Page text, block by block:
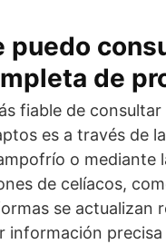
puedo
de
fiable de consultar
es a través de
o mediante
de celíacos,
se actualizan
información precisa